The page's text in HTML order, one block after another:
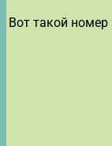
Вот такой